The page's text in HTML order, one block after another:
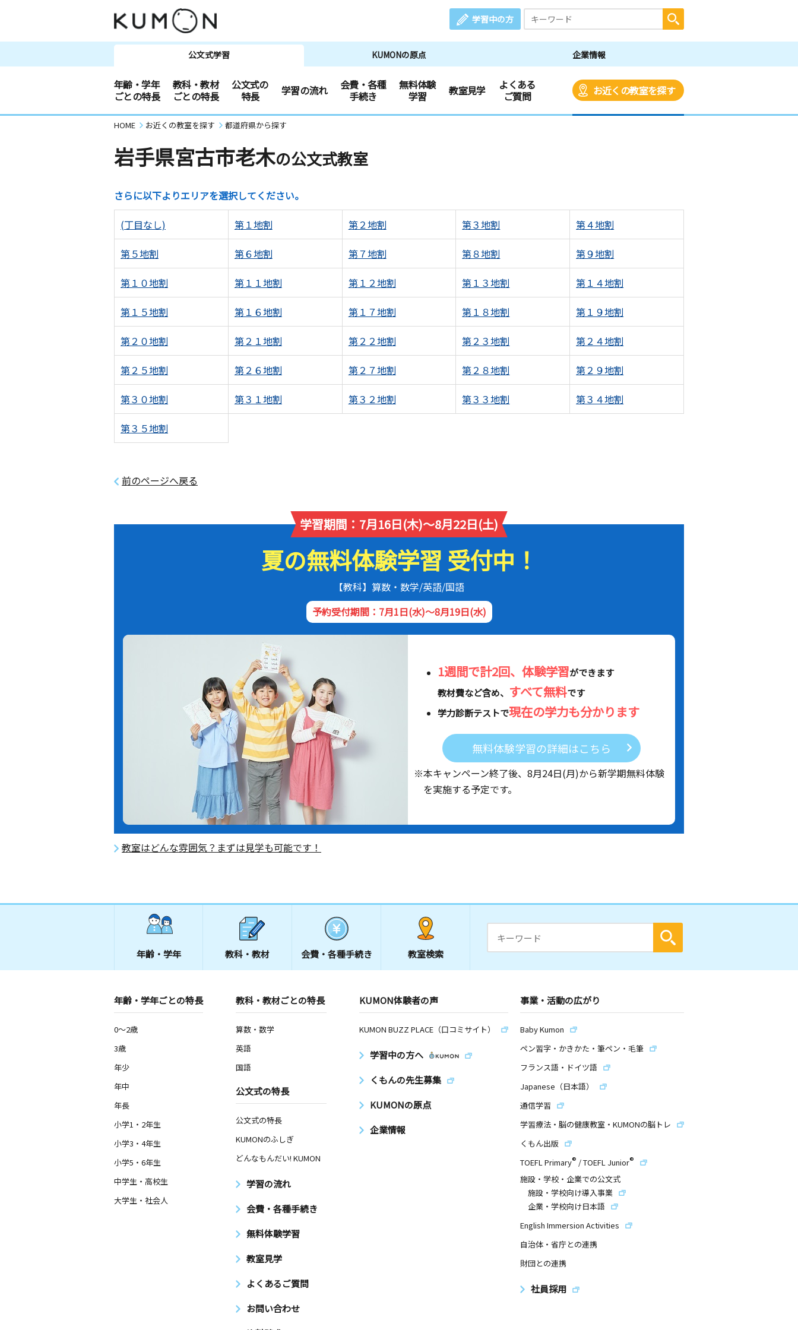
学習中の方
公文式学習 KUMONの原点 企業情報
年齢・学年
ごとの特長
教科・教材
ごとの特長
公文式の
特長
学習の流れ
会費・各種
手続き
無料体験
学習
教室見学
よくある
ご質問
お近くの教室を探す
HOME お近くの教室を探す 都道府県から探す
岩手県宮古市老木の公文式教室
さらに以下よりエリアを選択してください。
(丁目なし) 第１地割 第２地割 第３地割 第４地割
第５地割 第６地割 第７地割 第８地割 第９地割
第１０地割 第１１地割 第１２地割 第１３地割 第１４地割
第１５地割 第１６地割 第１７地割 第１８地割 第１９地割
第２０地割 第２１地割 第２２地割 第２３地割 第２４地割
第２５地割 第２６地割 第２７地割 第２８地割 第２９地割
第３０地割 第３１地割 第３２地割 第３３地割 第３４地割
第３５地割
前のページへ戻る
学習期間：7月16日(木)～8月22日(土)
夏の無料体験学習 受付中！
【教科】算数・数学/英語/国語
予約受付期間：7月1日(水)～8月19日(水)
1週間で計2回、体験学習ができます
教材費など含め、 すべて無料です
学力診断テストで現在の学力も分かります
無料体験学習の詳細はこちら
※本キャンペーン終了後、 8月24日(月)から新学期無料体験
を実施する予定です。
教室はどんな雰囲気？まずは見学も可能です！
年齢・学年 教科・教材 会費・ 各種手続き 教室検索
年齢・学年ごとの特長
0～2歳
3歳
年少
年中
年長
小学1・2年生
小学3・4年生
小学5・6年生
中学生・高校生
大学生・社会人
教科・教材ごとの特長
算数・数学
英語
国語
公文式の特長
公文式の特長
KUMONのふしぎ
どんなもんだい! KUMON
学習の流れ
会費・各種手続き
無料体験学習
教室見学
よくあるご質問
お問い合わせ
KUMON体験者の声
KUMON BUZZ PLACE（口コミサイト）
学習中の方へ
くもんの先生募集
KUMONの原点
企業情報
事業・活動の広がり
Baby Kumon
ペン習字・かきかた・筆ペン・毛筆
フランス語・ドイツ語
Japanese（日本語）
通信学習
学習療法・脳の健康教室・KUMONの脳トレ
くもん出版
TOEFL Primary® /TOEFL Junior®
施設・学校・企業での公文式
施設・学校向け導入事業
企業・学校向け日本語
English Immersion Activities
自治体・省庁との連携
財団との連携
社員採用